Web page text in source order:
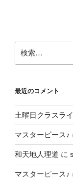
索:
最近のコメント
土曜日クラスラ
マスターピース♪
和天地人理道 に
マスターピース♪